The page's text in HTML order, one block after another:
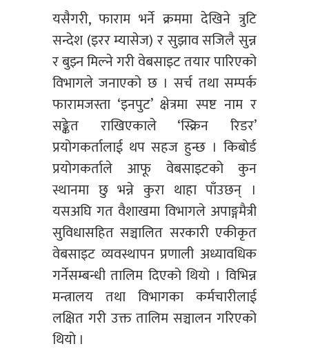
यसैगरी, फाराम भर्ने क्रममा देखिने त्रुटि
सन्देश (इरर म्यासेज) र सुझाव सजिलै सुन्न
र बुझ्न मिल्ने गरी वेबसाइट तयार पारिएको
विभागले जनाएको छ । सर्च तथा सम्पर्क
फारामजस्ता ‘इनपुट’ क्षेत्रमा स्पष्ट नाम र
सङ्केत राखिएकाले ‘स्क्रिन रिडर’
प्रयोगकर्तालाई थप सहज हुन्छ । किबोर्ड
प्रयोगकर्ताले आफू वेबसाइटको कुन
स्थानमा छु भन्ने कुरा थाहा पाँउछन् ।
यसअघि गत वैशाखमा विभागले अपाङ्गमैत्री
सुविधासहित सञ्चालित सरकारी एकीकृत
वेबसाइट व्यवस्थापन प्रणाली अध्यावधिक
गर्नेसम्बन्धी तालिम दिएको थियो । विभिन्न
मन्त्रालय तथा विभागका कर्मचारीलाई
लक्षित गरी उक्त तालिम सञ्चालन गरिएको
थियो ।